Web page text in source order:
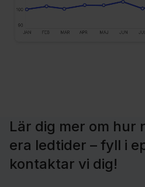
Lär dig mer om hur
era ledtider – fyll i
kontaktar vi dig!